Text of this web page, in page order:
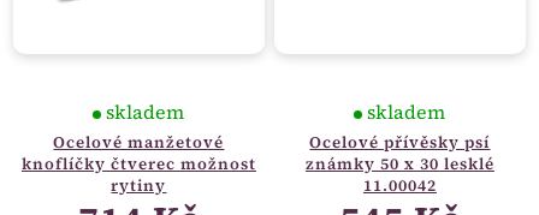
Ocelové manžetové
knoflíčky čtverec možnost
rytiny
skladem
Ocelové přívěsky psí
známky 50 x 30 lesklé
11.00042
skladem